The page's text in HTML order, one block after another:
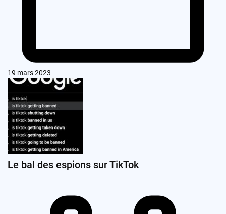
19 mars 2023
Le bal des espions sur TikTok